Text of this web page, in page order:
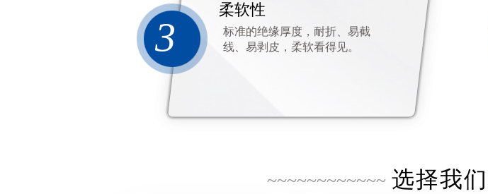
3
柔软性
标准的绝缘厚度，耐折、易截
线、易剥皮，柔软看得见。
~~~~~~~~~~~~ 选择我